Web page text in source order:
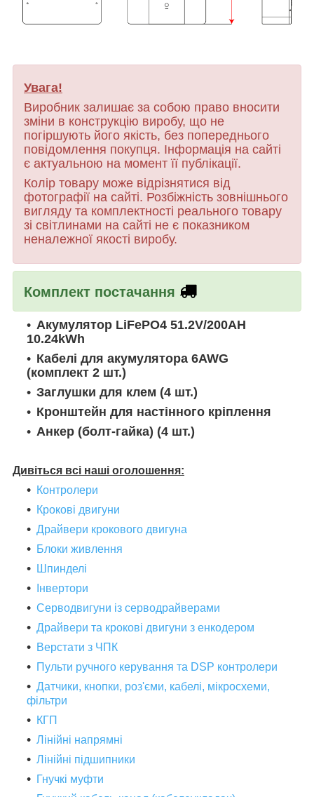
Увага!
Виробник залишає за собою право вносити
зміни в конструкцію виробу, що не
погіршують його якість, без попереднього
повідомлення покупця. Інформація на сайті
є актуальною на момент її публікації.
Колір товару може відрізнятися від
фотографії на сайті. Розбіжність зовнішнього
вигляду та комплектності реального товару
зі світлинами на сайті не є показником
неналежної якості виробу.
Комплект постачання
Акумулятор LiFePO4 51.2V/200AH
10.24kWh
Кабелі для акумулятора 6AWG
(комплект 2 шт.)
Заглушки для клем (4 шт.)
Кронштейн для настінного кріплення
Анкер (болт-гайка) (4 шт.)
Дивіться всі наші оголошення:
Контролери
Крокові двигуни
Драйвери крокового двигуна
Блоки живлення
Шпинделі
Інвертори
Серводвигуни із серводрайверами
Драйвери та крокові двигуни з енкодером
Верстати з ЧПК
Пульти ручного керування та DSP контролери
Датчики, кнопки, роз'єми, кабелі, мікросхеми,
фільтри
КГП
Лінійні напрямні
Лінійні підшипники
Гнучкі муфти